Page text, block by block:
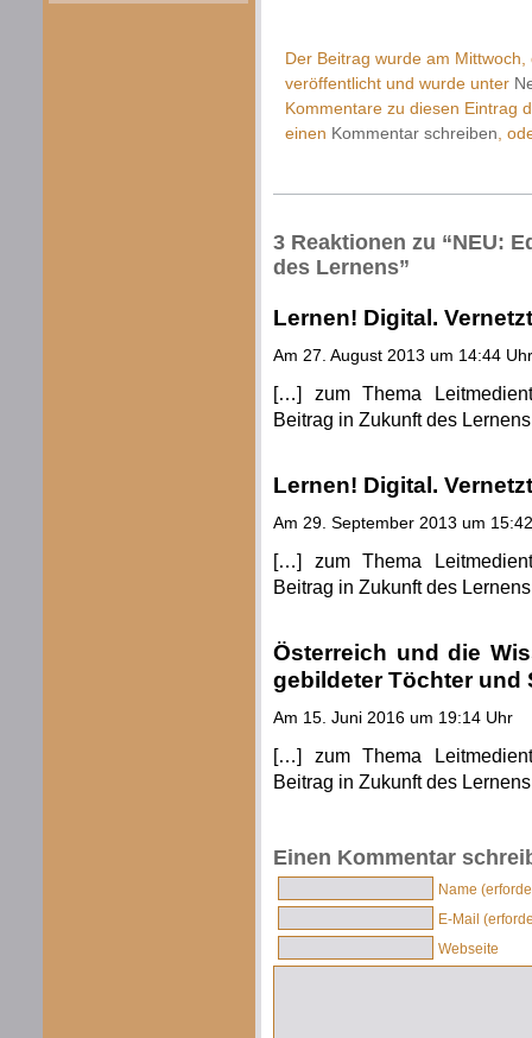
Der Beitrag wurde am
veröffentlicht und wurde unter
Kommentare zu diesen Eintrag
einen Kommentar schreiben ,
3 Reaktionen zu “NEU:
des Lernens”
Lernen! Digital.
Am 27. August 2013 um 14:44 Uhr
[…] zum Thema
Beitrag in Zukunft des
Lernen! Digital.
Am 29. September 2013 um
[…] zum Thema
Beitrag in Zukunft des
Österreich und die
gebildeter Töchter und
Am 15. Juni 2016 um 19:14 Uhr
[…] zum Thema
Beitrag in Zukunft des
Einen Kommentar
Name
E-Mail
Webseite